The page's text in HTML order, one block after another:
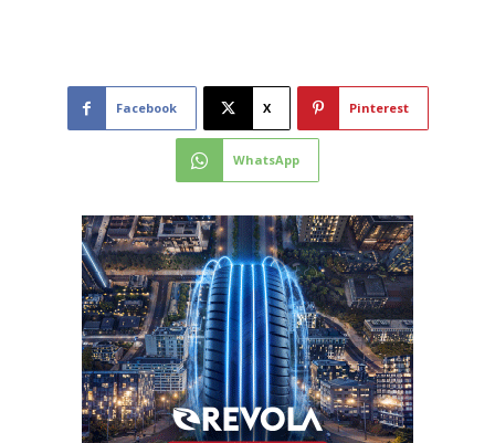
Facebook X Pinterest
WhatsApp